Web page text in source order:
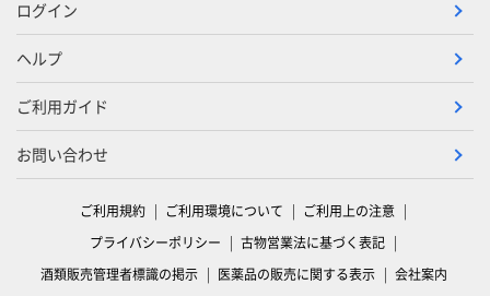
ログイン
ヘルプ
ご利用ガイド
お問い合わせ
ご利用規約 ご利用環境について
ご利用上の注意
プライバシーポリシー
古物営業法に基づく表記
酒類販売管理者標識の掲示
医薬品の販売に関する表示 会社案内